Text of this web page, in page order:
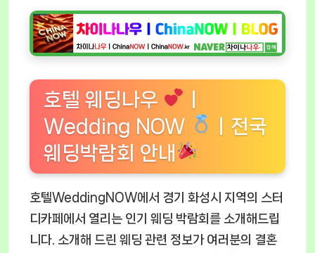
호텔 웨딩나우
Wedding NOW
ㅣ전국
웨딩박람회 안내
호텔WeddingNOW에서 경기 화성시 지역의 스터
디카페에서 열리는 인기 웨딩 박람회를 소개해드립
니다. 소개해 드린 웨딩 관련 정보가 여러분의 결혼